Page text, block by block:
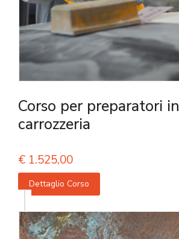
Corso per preparatori in
carrozzeria
€ 1.525,00
Dettaglio Corso